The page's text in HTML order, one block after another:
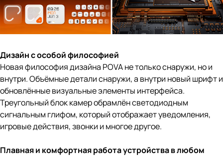
Дизайн с особой философией
Новая философия дизайна POVA не только снаружи, но и
внутри. Объёмные детали снаружи, а внутри новый шрифт и
обновлённые визуальные элементы интерфейса.
Треугольный блок камер обрамлён светодиодным
сигнальным глифом, который отображает уведомления,
игровые действия, звонки и многое другое.
Плавная и комфортная работа устройства в любом